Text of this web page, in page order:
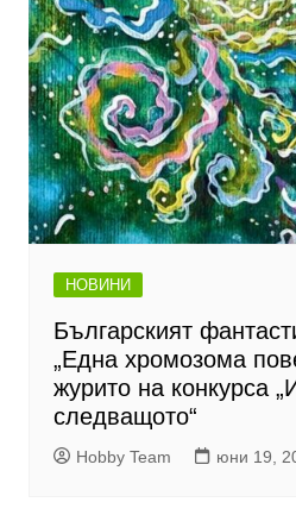
НОВИНИ
Българският
„Една хромозома
журито на конкурса
следващото“
Hobby Team юни 19,